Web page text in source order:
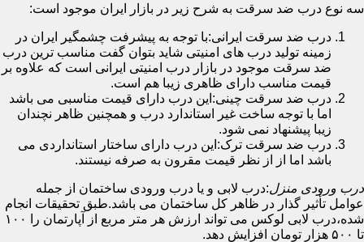
سه نوع درب ضد سرقت به شرح زیر در بازار ایران موجود است:
درب ضد سرقت ایرانی:با توجه به پیشرفت چشمگیر ایران در
زمینه تولید درب های امنیتی شاید بتوان گفت مناسب ترین درب
ضد سرقت موجود در بازار درب امنیتی ایرانی است که علاوه بر
قیمت مناسب دارای ظاهری زیبا هم است.
درب ضد سرقت چینی:این درب دارای قیمت مناسبی می باشد
اما با توجه ساخت غیر استاندارد درب و همچنین ظاهر نچندان
زیبا پیشنهاد نمی شود.
درب ضد سرقت ترک:این درب دارای ساختار استانداردی می
باشد اما از از نظر قیمت مقرون به صرفه نیستند.
درب ورودی منزل:درب لابی و یا درب ورودی ساختمان از جمله
عوامل تأثیر گذار در ظاهر کل ساختمان می باشد.طبق تحقیقات انجام
شده،درب لابی لوکس می تواند ارزش هر متر مربع از آپارتمان را ۱۰۰
تا ۵۰۰ هزار تومان افزایش دهد.